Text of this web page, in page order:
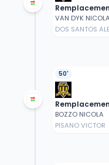
VAN DYK
DOS SANTOS
50'
BOZZO NICOLA
PISANO VICTOR